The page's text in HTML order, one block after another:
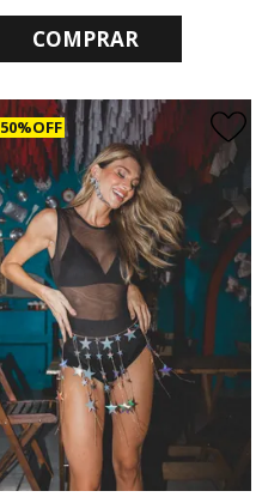
COMPRAR
50% OFF